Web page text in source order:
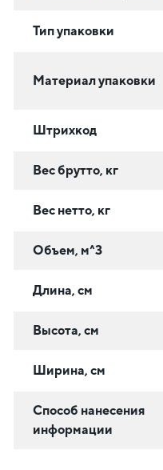
Тип упаковки
Материал упаковки
Штрихкод
Вес брутто, кг
Вес нетто, кг
Объем, м^3
Длина, см
Высота, см
Ширина, см
Способ нанесения
информации